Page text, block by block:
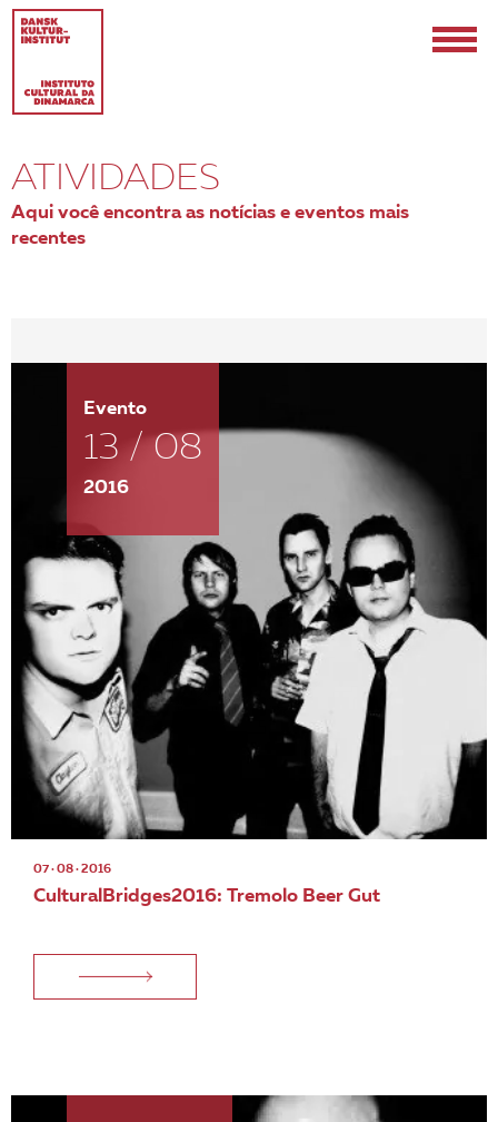
ATIVIDADES
Aqui você encontra as notícias e eventos mais
recentes
Evento
13 / 08
2016
07 · 08 · 2016
CulturalBridges2016: Tremolo Beer Gut